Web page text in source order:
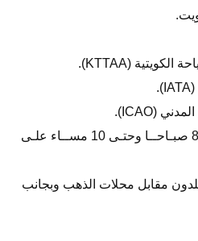
مقابل محلات الذهب وبجانب